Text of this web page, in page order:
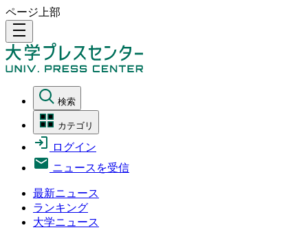
ページ上部
density_medium
検索
カテゴリ
ログイン
ニュースを受信
最新ニュース
ランキング
大学ニュース